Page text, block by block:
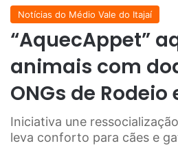
Notícias do Médio Vale do Itajaí
“AquecAppet”
animais com
ONGs de Rodeio
Iniciativa une
leva conforto para cães e